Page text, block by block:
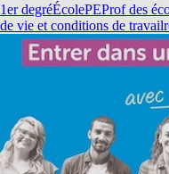
1er degréÉcolePEProf des
de vie et conditions de travail